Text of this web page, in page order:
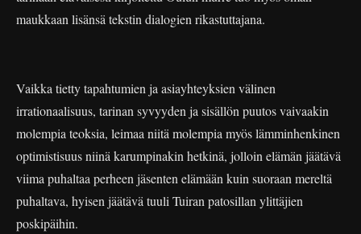
maukkaan lisänsä tekstin dialogien rikastuttajana.
Vaikka tietty tapahtumien ja asiayhteyksien välinen
irrationaalisuus, tarinan syvyyden ja sisällön puutos vaivaakin
molempia teoksia, leimaa niitä molempia myös lämminhenkinen
optimistisuus niinä karumpinakin hetkinä, jolloin elämän jäätävä
viima puhaltaa perheen jäsenten elämään kuin suoraan mereltä
puhaltava, hyisen jäätävä tuuli Tuiran patosillan ylittäjien
poskipäihin.